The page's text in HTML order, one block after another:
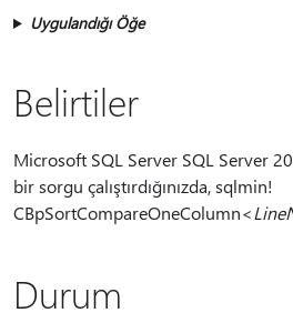
Uygulandığı Öğe
Belirtiler
Microsoft SQL Server SQL Server
bir sorgu çalıştırdığınızda, sqlmin!
CBpSortCompareOneColumn<
Durum